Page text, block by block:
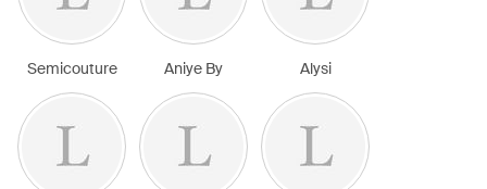
Semicouture Aniye By Alysi